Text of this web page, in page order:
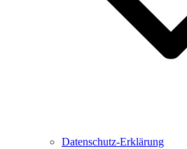
Datenschutz-Erklärung